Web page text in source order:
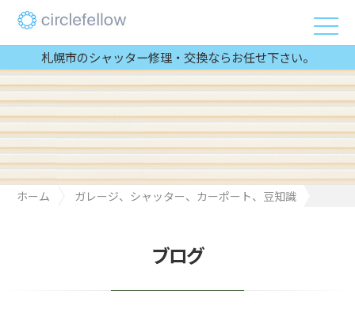
札幌市のシャッター修理・交換ならお任せ下さい。
ホーム
ガレージ、シャッター、カーポート、豆知識
ブログ